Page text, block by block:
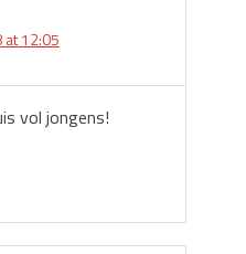
at 12:05
vol jongens!